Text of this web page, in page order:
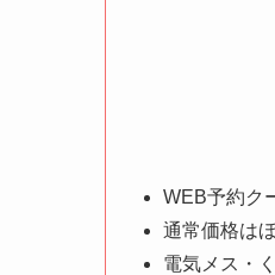
WEB予約ク
通常価格は
電気メス・